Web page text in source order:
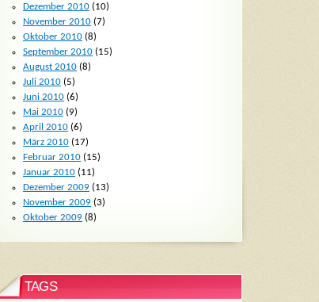
Dezember 2010 (10)
November 2010 (7)
Oktober 2010 (8)
September 2010 (15)
August 2010 (8)
Juli 2010 (5)
Juni 2010 (6)
Mai 2010 (9)
April 2010 (6)
März 2010 (17)
Februar 2010 (15)
Januar 2010 (11)
Dezember 2009 (13)
November 2009 (3)
Oktober 2009 (8)
TAGS